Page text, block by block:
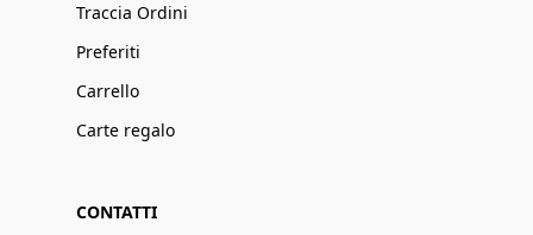
Traccia Ordini
Preferiti
Carrello
Carte regalo
CONTATTI